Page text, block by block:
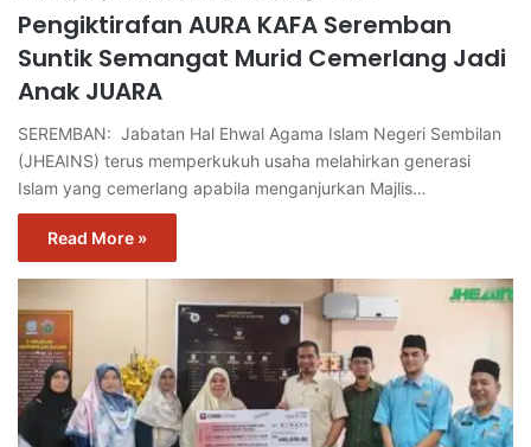
Pengiktirafan AURA KAFA Seremban
Suntik Semangat Murid Cemerlang Jadi
Anak JUARA
SEREMBAN: Jabatan Hal Ehwal Agama Islam Negeri Sembilan
(JHEAINS) terus memperkukuh usaha melahirkan generasi
Islam yang cemerlang apabila menganjurkan Majlis…
Read More »